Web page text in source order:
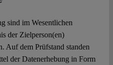
sind im Wesentlichen
der Zielperson(en)
Auf dem Prüfstand standen
der Datenerhebung in Form